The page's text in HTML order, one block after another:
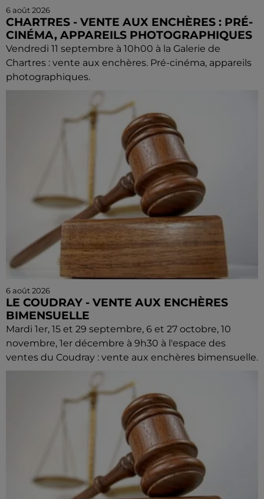
6 août 2026
CHARTRES - VENTE AUX ENCHÈRES : PRÉ-
CINÉMA, APPAREILS PHOTOGRAPHIQUES
Vendredi 11 septembre à 10h00 à la Galerie de
Chartres : vente aux enchères. Pré-cinéma, appareils
photographiques.
6 août 2026
LE COUDRAY - VENTE AUX ENCHÈRES
BIMENSUELLE
Mardi 1er, 15 et 29 septembre, 6 et 27 octobre, 10
novembre, 1er décembre à 9h30 à l'espace des
ventes du Coudray : vente aux enchères bimensuelle.